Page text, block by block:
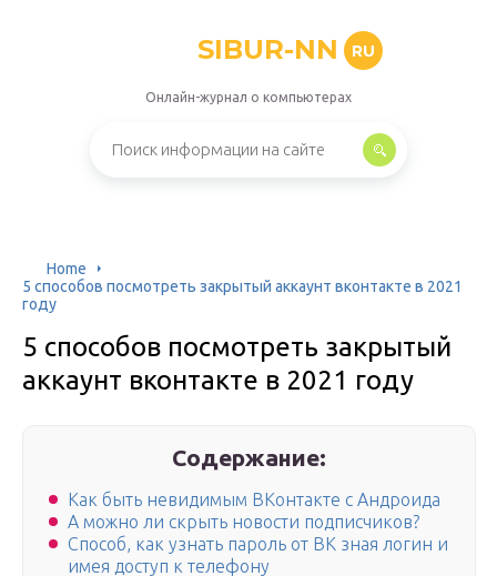
SIBUR-NN RU
Онлайн-журнал о компьютерах
Home
5 способов посмотреть закрытый аккаунт вконтакте в 2021
году
5 способов посмотреть закрытый
аккаунт вконтакте в 2021 году
Содержание:
Как быть невидимым ВКонтакте с Андроида
А можно ли скрыть новости подписчиков?
Способ, как узнать пароль от ВК зная логин и
имея доступ к телефону